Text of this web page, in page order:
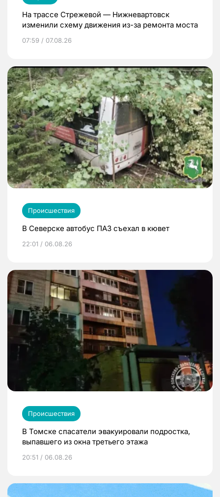
На трассе Стрежевой — Нижневартовск
изменили схему движения из-за ремонта моста
07:59 / 07.08.26
Происшествия
В Северске автобус ПАЗ съехал в кювет
22:01 / 06.08.26
Происшествия
В Томске спасатели эвакуировали подростка,
выпавшего из окна третьего этажа
20:51 / 06.08.26